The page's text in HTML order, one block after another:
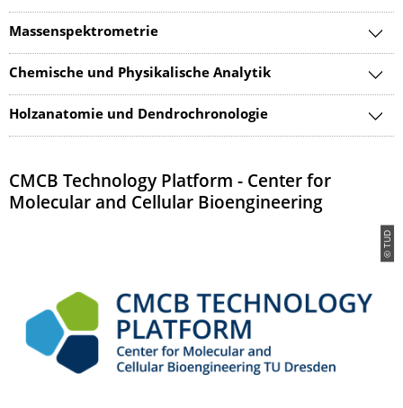
Massenspektrometrie
Chemische und Physikalische Analytik
Holzanatomie und Dendrochronologie
CMCB Technology Platform - Center for
Molecular and Cellular Bioengineering
© TUD